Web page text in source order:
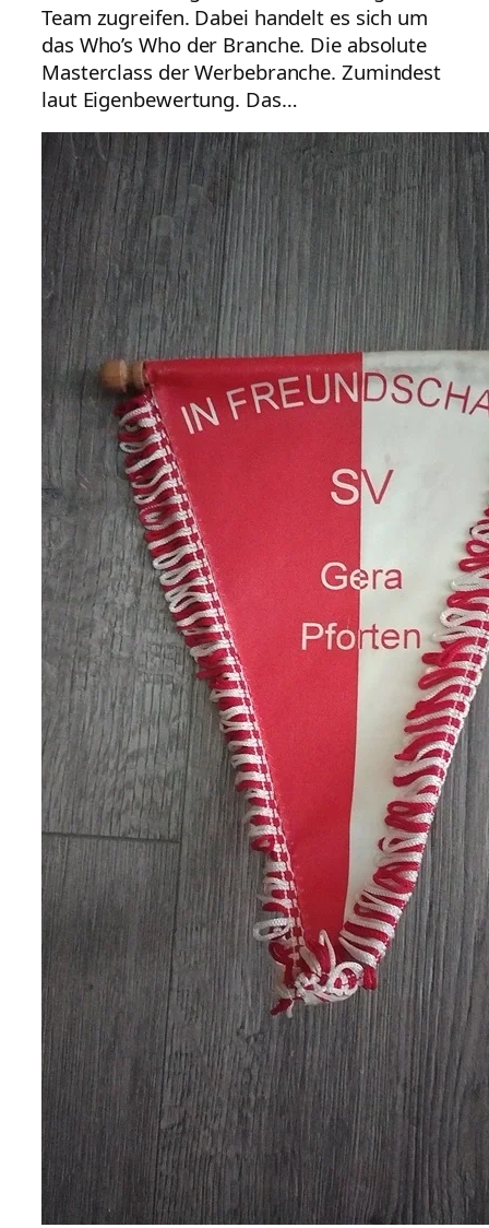
Team zugreifen. Dabei handelt es sich um
das Who’s Who der Branche. Die absolute
Masterclass der Werbebranche. Zumindest
laut Eigenbewertung. Das…